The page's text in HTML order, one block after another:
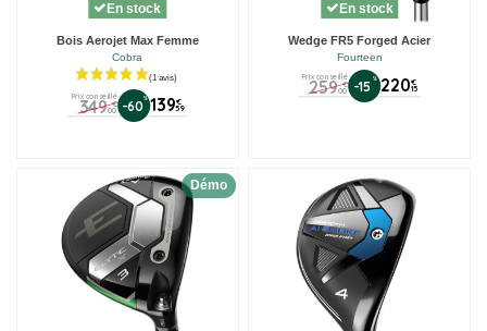
En stock
Bois Aerojet Max Femme
Cobra
Prix conseillé
349 €
00 -60 % 139 €
59
En stock
Wedge FR5 Forged Acier
Fourteen
Prix conseillé
259 €
00 -15 % 220€
15
Démo